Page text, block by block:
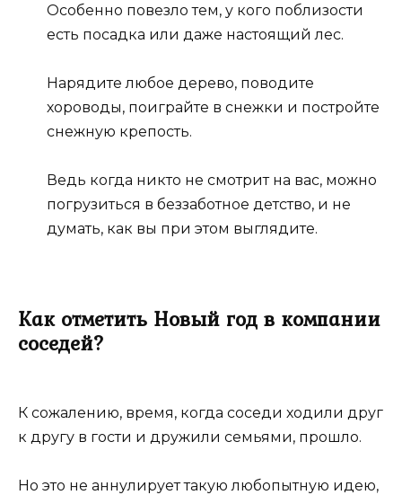
Особенно повезло тем, у кого поблизости
есть посадка или даже настоящий лес.
Нарядите любое дерево, поводите
хороводы, поиграйте в снежки и постройте
снежную крепость.
Ведь когда никто не смотрит на вас, можно
погрузиться в беззаботное детство, и не
думать, как вы при этом выглядите.
Как отметить Новый год в компании
соседей?
К сожалению, время, когда соседи ходили друг
к другу в гости и дружили семьями, прошло.
Но это не аннулирует такую любопытную идею,